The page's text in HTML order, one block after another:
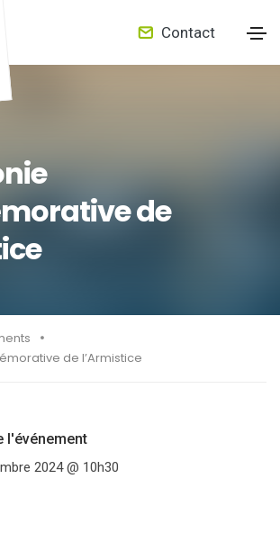
Contact
de
de l’Armistice
l'événement
2024 @ 10h30